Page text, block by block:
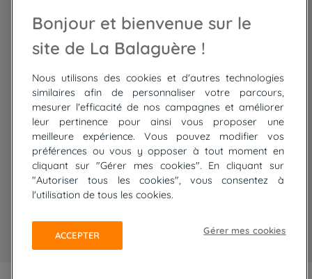
Trek Mauritanie
Trek
Top
circuits
Tour du lac de Constance à vélo
Cyclades : Amorgos et Naxos
Randonnée aux Bardenas Reales
De Collioure à Cadaquès à pied
Découverte des trésors de Madère
Rando Réunion en douceur
Trek sur Tenerife
Bonjour et bienvenue sur le
site de La Balaguère !
Nous utilisons des cookies et d'autres technologies
similaires afin de personnaliser votre parcours,
mesurer l'efficacité de nos campagnes et améliorer
leur pertinence pour ainsi vous proposer une
meilleure expérience. Vous pouvez modifier vos
préférences ou vous y opposer à tout moment en
cliquant sur "Gérer mes cookies". En cliquant sur
"Autoriser tous les cookies", vous consentez à
l'utilisation de tous les cookies.
Gérer mes cookies
ACCEPTER